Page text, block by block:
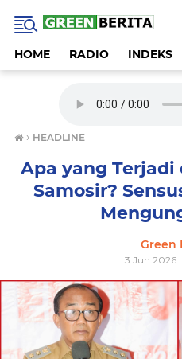
HOME RADIO INDEKS
› HEADLINE
Apa yang
Samosir?
Green
3 Jun 2026